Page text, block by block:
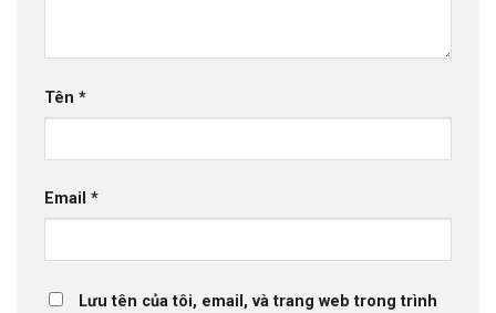
Tên *
Email *
Lưu tên của tôi, email, và trang web trong trình